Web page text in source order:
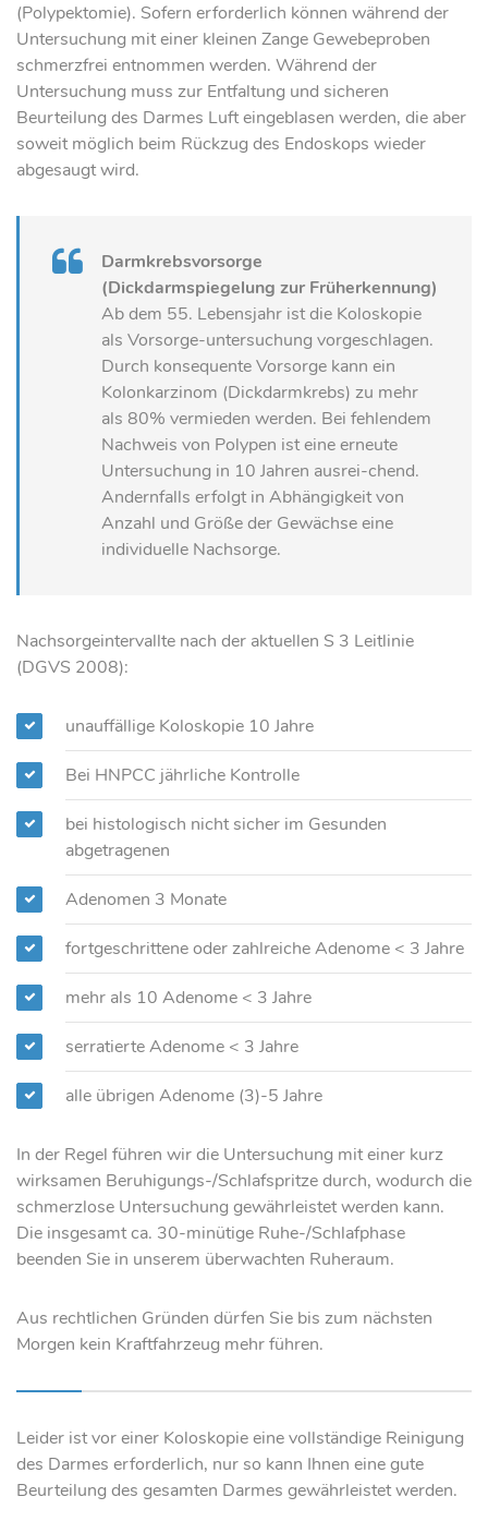
(Polypektomie). Sofern erforderlich können während der
Untersuchung mit einer kleinen Zange Gewebeproben
schmerzfrei entnommen werden. Während der
Untersuchung muss zur Entfaltung und sicheren
Beurteilung des Darmes Luft eingeblasen werden, die aber
soweit möglich beim Rückzug des Endoskops wieder
abgesaugt wird.
Darmkrebsvorsorge
(Dickdarmspiegelung zur Früherkennung)
Ab dem 55. Lebensjahr ist die Koloskopie
als Vorsorge-untersuchung vorgeschlagen.
Durch konsequente Vorsorge kann ein
Kolonkarzinom (Dickdarmkrebs) zu mehr
als 80% vermieden werden. Bei fehlendem
Nachweis von Polypen ist eine erneute
Untersuchung in 10 Jahren ausrei-chend.
Andernfalls erfolgt in Abhängigkeit von
Anzahl und Größe der Gewächse eine
individuelle Nachsorge.
Nachsorgeintervallte nach der aktuellen S 3 Leitlinie
(DGVS 2008):
unauffällige Koloskopie 10 Jahre
Bei HNPCC jährliche Kontrolle
bei histologisch nicht sicher im Gesunden
abgetragenen
Adenomen 3 Monate
fortgeschrittene oder zahlreiche Adenome < 3 Jahre
mehr als 10 Adenome < 3 Jahre
serratierte Adenome < 3 Jahre
alle übrigen Adenome (3)-5 Jahre
In der Regel führen wir die Untersuchung mit einer kurz
wirksamen Beruhigungs-/Schlafspritze durch, wodurch die
schmerzlose Untersuchung gewährleistet werden kann.
Die insgesamt ca. 30-minütige Ruhe-/Schlafphase
beenden Sie in unserem überwachten Ruheraum.
Aus rechtlichen Gründen dürfen Sie bis zum nächsten
Morgen kein Kraftfahrzeug mehr führen.
Leider ist vor einer Koloskopie eine vollständige Reinigung
des Darmes erforderlich, nur so kann Ihnen eine gute
Beurteilung des gesamten Darmes gewährleistet werden.